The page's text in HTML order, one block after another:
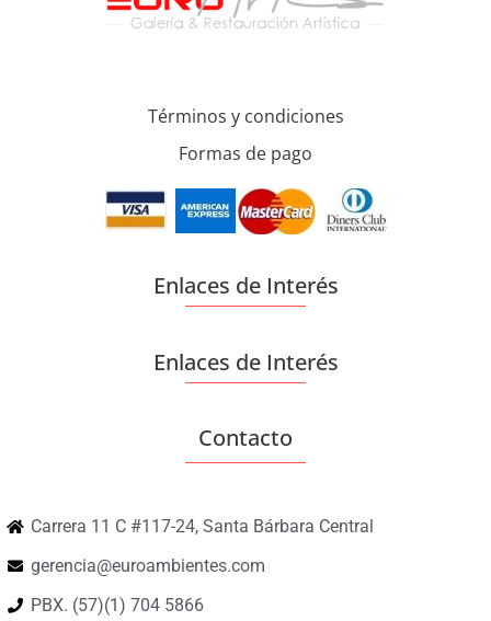
Términos y condiciones
Formas de pago
Enlaces de Interés
Enlaces de Interés
Contacto
Carrera 11 C #117-24, Santa Bárbara Central
gerencia@euroambientes.com
PBX. (57)(1) 704 5866